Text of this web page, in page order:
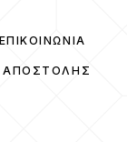
ΕΠΙΚΟΙΝΩΝΊΑ
ΑΠΟΣΤΟΛΉΣ